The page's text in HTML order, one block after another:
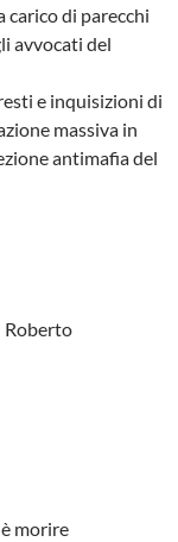
carico di parecchi
avvocati del
e inquisizioni di
massiva in
antimafia del
Roberto
morire